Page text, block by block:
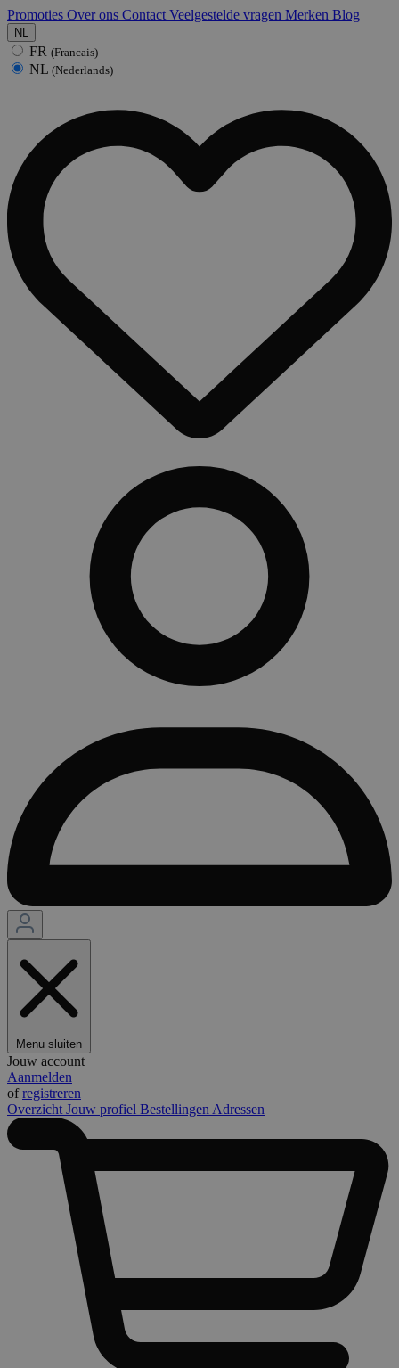
Promoties Over ons Contact Veelgestelde vragen Merken Blog
NL
FR (Francais)
NL (Nederlands)
Menu sluiten
Jouw account
Aanmelden
ofregistreren
Overzicht Jouw profiel Bestellingen Adressen